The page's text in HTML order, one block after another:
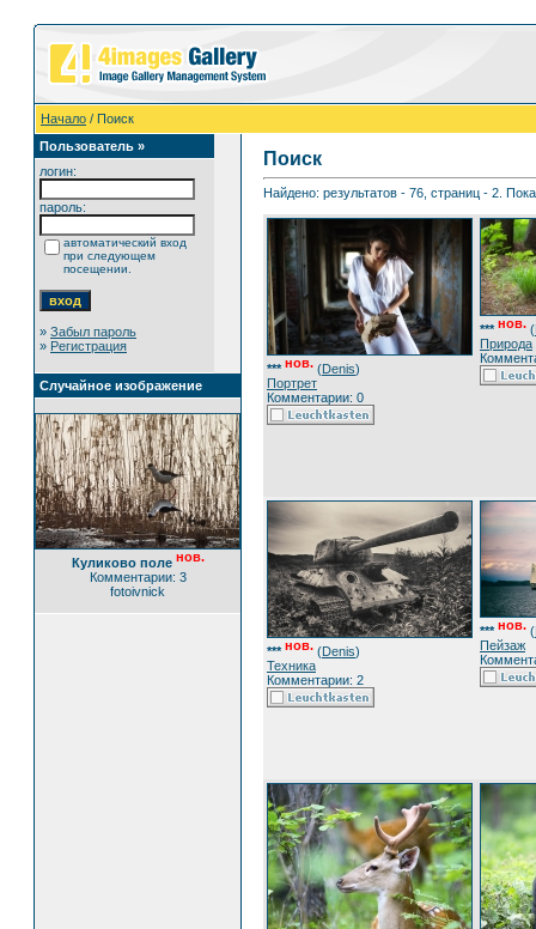
Начало / Поиск
Пользователь »
логин:
пароль:
автоматический вход
при следующем
посещении.
» Забыл пароль
» Регистрация
Случайное изображение
Куликово поле нов.
Комментарии: 3
fotoivnick
Поиск
Найдено: результатов - 76, страниц - 2.
*** нов. (Denis)
Портрет
Комментарии: 0
*** нов. (
Природа
*** нов. (Denis)
Техника
Комментарии: 2
*** нов. (
Пейзаж